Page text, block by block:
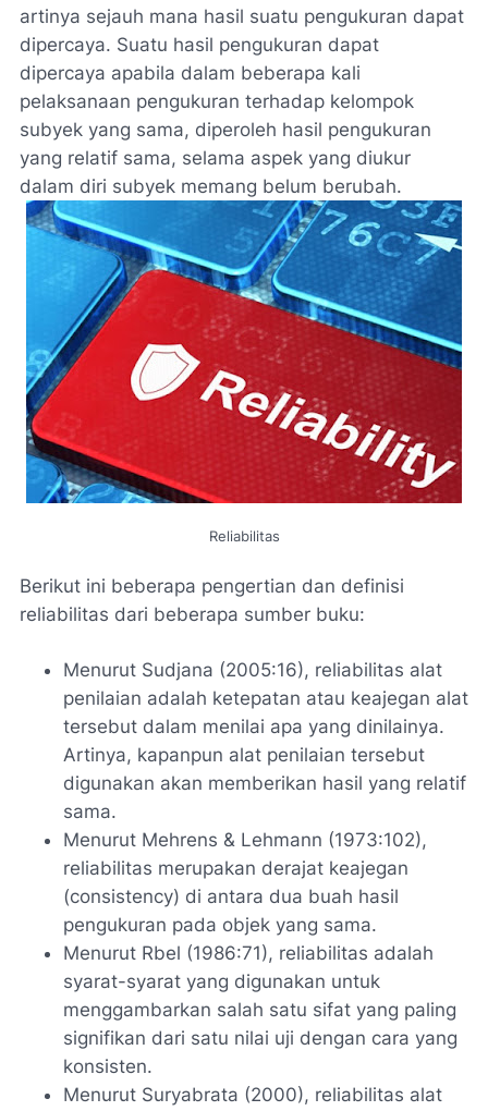
artinya sejauh mana hasil suatu pengukuran dapat
dipercaya. Suatu hasil pengukuran dapat
dipercaya apabila dalam beberapa kali
pelaksanaan pengukuran terhadap kelompok
subyek yang sama, diperoleh hasil pengukuran
yang relatif sama, selama aspek yang diukur
dalam diri subyek memang belum berubah.
Reliabilitas
Berikut ini beberapa pengertian dan definisi
reliabilitas dari beberapa sumber buku:
Menurut Sudjana (2005:16), reliabilitas alat
penilaian adalah ketepatan atau keajegan alat
tersebut dalam menilai apa yang dinilainya.
Artinya, kapanpun alat penilaian tersebut
digunakan akan memberikan hasil yang relatif
sama.
Menurut Mehrens & Lehmann (1973:102),
reliabilitas merupakan derajat keajegan
(consistency) di antara dua buah hasil
pengukuran pada objek yang sama.
Menurut Rbel (1986:71), reliabilitas adalah
syarat-syarat yang digunakan untuk
menggambarkan salah satu sifat yang paling
signifikan dari satu nilai uji dengan cara yang
konsisten.
Menurut Suryabrata (2000), reliabilitas alat